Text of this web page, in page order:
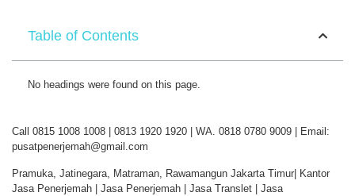
Table of Contents
No headings were found on this page.
Call 0815 1008 1008 | 0813 1920 1920 | WA. 0818 0780 9009 | Email:
pusatpenerjemah@gmail.com
Pramuka, Jatinegara, Matraman, Rawamangun Jakarta Timur| Kantor
Jasa Penerjemah | Jasa Penerjemah | Jasa Translet | Jasa